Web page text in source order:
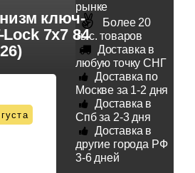
ключ-
7x7 84
рынке
Более 20
тыс. товаров
Доставка в
любую точку СНГ
Доставка по
Москве за 1-2 дня
Доставка в
Спб за 2-3 дня
Доставка в
другие города РФ
3-6 дней